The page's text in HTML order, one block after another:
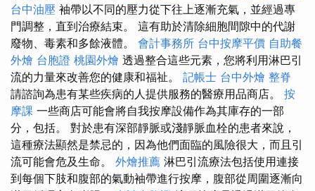
台中油壓 袖帶以不同的壓力從下往上逐漸充氣，並經過專
門調整，直到治療結束。 這有助於清除細胞間隙中的代謝
廢物、毒素和多餘液體。 會計事務所 台中按摩平價 自助餐
外燴 台胞證 桃園外燴 透過整合這些元素，您將利用淋巴引
流的力量來改善您的健康和福祉。 記帳士 台中外燴 整脊
請諮詢為患有某些疾病的人提供服務的醫療用品商店。 按
摩課 一些商店可能會將自我按摩設備作為其庫存的一部
分，包括。 對於患有深部靜脈或淺靜脈血栓的患者來說，
這種療法顯然是禁忌的，因為他們面臨的風險很大，而且引
流可能會危及生命。 外燴推薦 淋巴引流療法包括使用連接
到每個下肢和腹部的氣動袖帶進行按摩，腹部從周圍逐漸向